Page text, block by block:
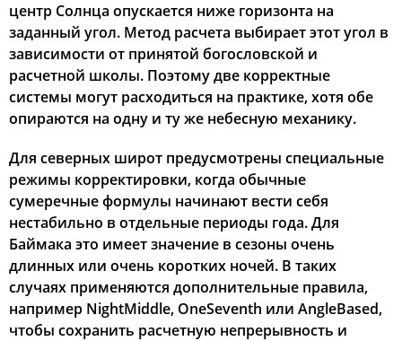
центр Солнца опускается ниже горизонта на
заданный угол. Метод расчета выбирает этот угол в
зависимости от принятой богословской и
расчетной школы. Поэтому две корректные
системы могут расходиться на практике, хотя обе
опираются на одну и ту же небесную механику.
Для северных широт предусмотрены специальные
режимы корректировки, когда обычные
сумеречные формулы начинают вести себя
нестабильно в отдельные периоды года. Для
Баймака это имеет значение в сезоны очень
длинных или очень коротких ночей. В таких
случаях применяются дополнительные правила,
например NightMiddle, OneSeventh или AngleBased,
чтобы сохранить расчетную непрерывность и